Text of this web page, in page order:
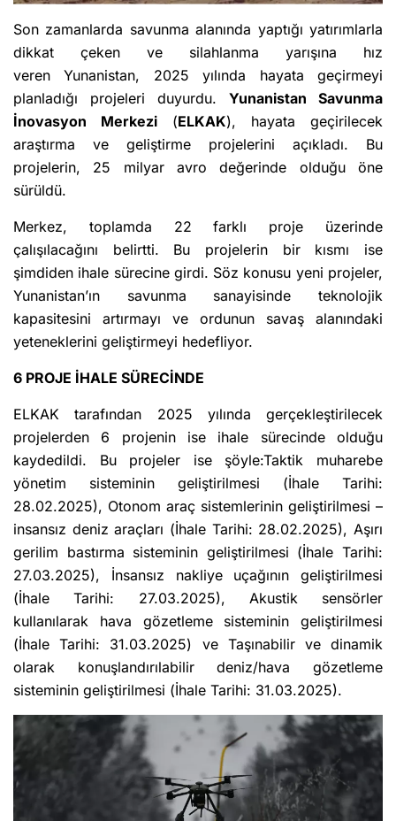
Son zamanlarda savunma alanında yaptığı yatırımlarla
dikkat çeken ve silahlanma yarışına hız
veren Yunanistan, 2025 yılında hayata geçirmeyi
planladığı projeleri duyurdu. Yunanistan Savunma
İnovasyon Merkezi (ELKAK), hayata geçirilecek
araştırma ve geliştirme projelerini açıkladı. Bu
projelerin, 25 milyar avro değerinde olduğu öne
sürüldü.
Merkez, toplamda 22 farklı proje üzerinde
çalışılacağını belirtti. Bu projelerin bir kısmı ise
şimdiden ihale sürecine girdi. Söz konusu yeni projeler,
Yunanistan’ın savunma sanayisinde teknolojik
kapasitesini artırmayı ve ordunun savaş alanındaki
yeteneklerini geliştirmeyi hedefliyor.
6 PROJE İHALE SÜRECİNDE
ELKAK tarafından 2025 yılında gerçekleştirilecek
projelerden 6 projenin ise ihale sürecinde olduğu
kaydedildi. Bu projeler ise şöyle:Taktik muharebe
yönetim sisteminin geliştirilmesi (İhale Tarihi:
28.02.2025), Otonom araç sistemlerinin geliştirilmesi –
insansız deniz araçları (İhale Tarihi: 28.02.2025), Aşırı
gerilim bastırma sisteminin geliştirilmesi (İhale Tarihi:
27.03.2025), İnsansız nakliye uçağının geliştirilmesi
(İhale Tarihi: 27.03.2025), Akustik sensörler
kullanılarak hava gözetleme sisteminin geliştirilmesi
(İhale Tarihi: 31.03.2025) ve Taşınabilir ve dinamik
olarak konuşlandırılabilir deniz/hava gözetleme
sisteminin geliştirilmesi (İhale Tarihi: 31.03.2025).